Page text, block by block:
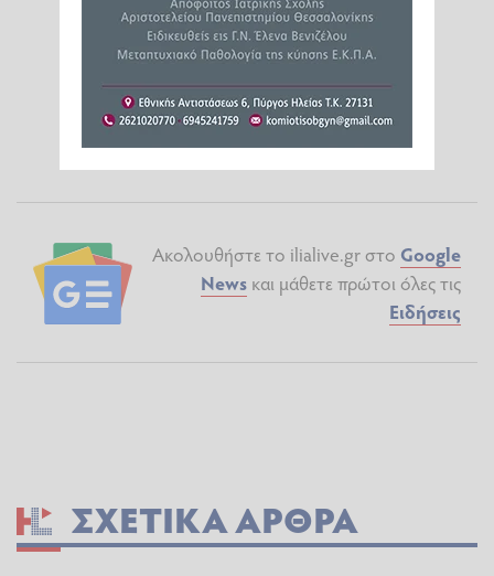
Ακολουθήστε το ilialive.gr στο Google
News και μάθετε πρώτοι όλες τις
Ειδήσεις
ΣΧΕΤΙΚΆ ΆΡΘΡΑ